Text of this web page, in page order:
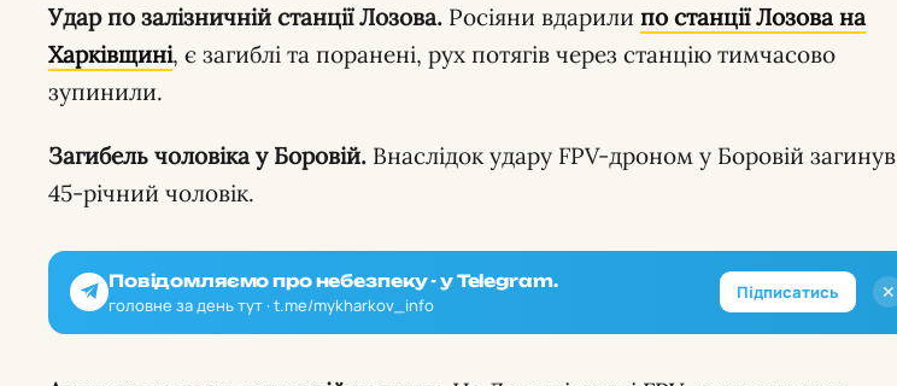
Удар по залізничній станції Лозова. Росіяни вдарили по станції Лозова на
Харківщині, є загиблі та поранені, рух потягів через станцію тимчасово
зупинили.
Загибель чоловіка у Боровій. Внаслідок удару FPV-дроном у Боровій загинув
45-річний чоловік.
✕
Повідомляємо про небезпеку - у Telegram.
головне за день тут · t.me/mykharkov_info
Підписатись